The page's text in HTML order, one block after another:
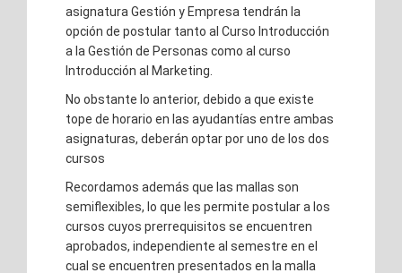
asignatura Gestión y Empresa tendrán la
opción de postular tanto al Curso Introducción
a la Gestión de Personas como al curso
Introducción al Marketing.
No obstante lo anterior, debido a que existe
tope de horario en las ayudantías entre ambas
asignaturas, deberán optar por uno de los dos
cursos
Recordamos además que las mallas son
semiflexibles, lo que les permite postular a los
cursos cuyos prerrequisitos se encuentren
aprobados, independiente al semestre en el
cual se encuentren presentados en la malla